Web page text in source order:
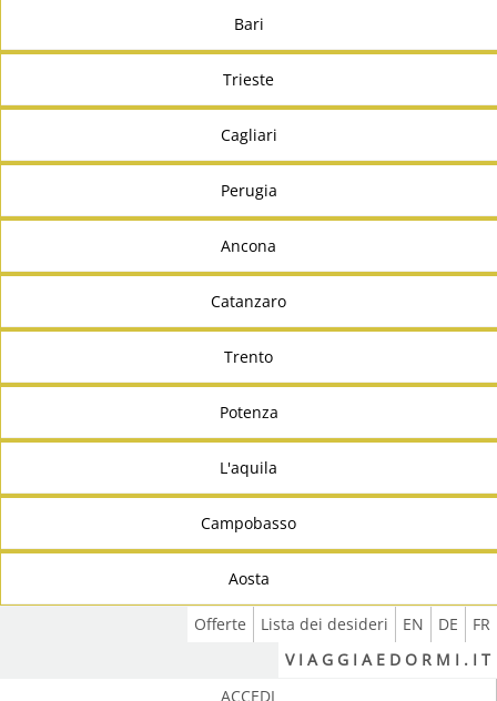
Bari
Trieste
Cagliari
Perugia
Ancona
Catanzaro
Trento
Potenza
L'aquila
Campobasso
Aosta
FR
DE
EN
Lista dei desideri
Offerte
V I A G G I A E D O R M I . I T
ACCEDI